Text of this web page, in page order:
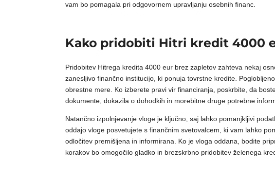
vam bo pomagala pri odgovornem upravljanju osebnih financ.
Kako pridobiti Hitri kredit 4000
Pridobitev Hitrega kredita 4000 eur brez zapletov zahteva nekaj
zanesljivo finančno institucijo, ki ponuja tovrstne kredite.
obrestne mere. Ko izberete pravi vir financiranja, poskrbite, da
dokumente, dokazila o dohodkih in morebitne druge potrebne
Natančno izpolnjevanje vloge je ključno, saj lahko pomanjkljivi
oddajo vloge posvetujete s finančnim svetovalcem, ki vam lahko
odločitev premišljena in informirana. Ko je vloga oddana, bodite
korakov bo omogočilo gladko in brezskrbno pridobitev želenega